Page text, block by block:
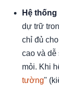
Hệ
dự trữ
chỉ đủ
cao và dễ
mỏi. Khi
tường"